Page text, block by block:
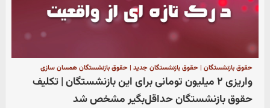
حقوق بازنشستگان | حقوق بازنشستگان جدید | حقوق بازنشستگان همسان سازی
واریزی ۲ میلیون تومانی برای این بازنشستگان | تکلیف
حقوق بازنشستگان حداقل‌بگیر مشخص شد